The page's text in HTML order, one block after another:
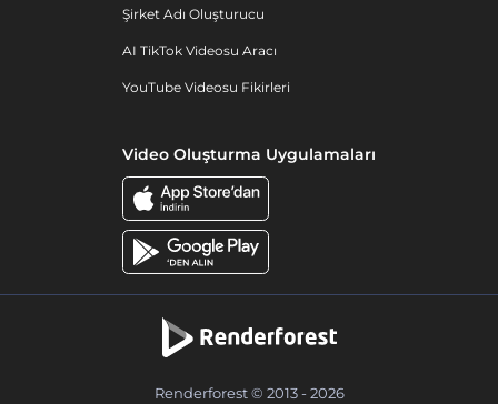
Şirket Adı Oluşturucu
AI TikTok Videosu Aracı
YouTube Videosu Fikirleri
Video Oluşturma Uygulamaları
Renderforest © 2013 - 2026